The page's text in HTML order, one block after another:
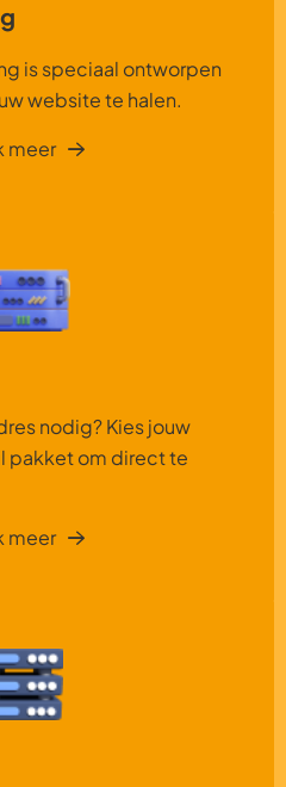
is speciaal ontworpen
website te halen.
meer
nodig? Kies jouw
pakket om direct te
meer